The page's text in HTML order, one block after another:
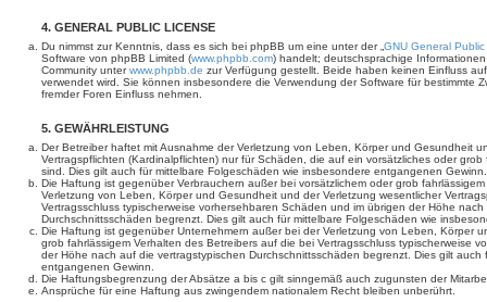
4. GENERAL PUBLIC LICENSE
Du nimmst zur Kenntnis, dass es sich bei phpBB um eine unter der „ GNU General
Software von phpBB Limited (www.phpbb.com) handelt; deutschsprachige
Community unterwww.phpbb.de zur Verfügung gestellt. Beide haben keinen Einfluss
verwendet wird. Sie können insbesondere die Verwendung der Software für bestimmte
fremder Foren Einfluss nehmen.
5. GEWÄHRLEISTUNG
Der Betreiber haftet mit Ausnahme der Verletzung von Leben, Körper und Gesundheit
Vertragspflichten (Kardinalpflichten) nur für Schäden, die auf ein vorsätzliches oder
sind. Dies gilt auch für mittelbare Folgeschäden wie insbesondere entgangenen Gewinn.
Die Haftung ist gegenüber Verbrauchern außer bei vorsätzlichem oder grob
Verletzung von Leben, Körper und Gesundheit und der Verletzung wesentlicher
Vertragsschluss typischerweise vorhersehbaren Schäden und im übrigen der Höhe
Durchschnittsschäden begrenzt. Dies gilt auch für mittelbare Folgeschäden wie
Die Haftung ist gegenüber Unternehmern außer bei der Verletzung von Leben, Körper
grob fahrlässigem Verhalten des Betreibers auf die bei Vertragsschluss typischerweise
der Höhe nach auf die vertragstypischen Durchschnittsschäden begrenzt. Dies gilt
entgangenen Gewinn.
Die Haftungsbegrenzung der Absätze a bis c gilt sinngemäß auch zugunsten der
Ansprüche für eine Haftung aus zwingendem nationalem Recht bleiben unberührt.